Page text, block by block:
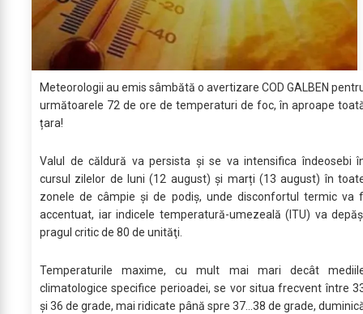
Meteorologii au emis sâmbătă o avertizare COD GALBEN
următoarele 72 de ore de temperaturi de foc, în aproape
țara!
Valul de căldură va persista și se va intensifica îndeosebi
cursul zilelor de luni (12 august) și marți (13 august) în
zonele de câmpie și de podiș, unde disconfortul termic va
accentuat, iar indicele temperatură-umezeală (ITU) va
pragul critic de 80 de unităţi.
Temperaturile maxime, cu mult mai mari decât
climatologice specifice perioadei, se vor situa frecvent între
și 36 de grade, mai ridicate până spre 37...38 de grade,